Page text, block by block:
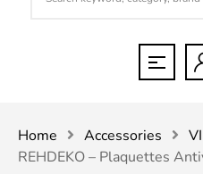
Home Accessories
REHDEKO – Plaquettes